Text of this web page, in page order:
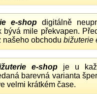
e-shopdigitálně
mile překvapen.
našeho obchodu bižuterie
e-shop je u
barevná varianta
velmi krátkém čase.